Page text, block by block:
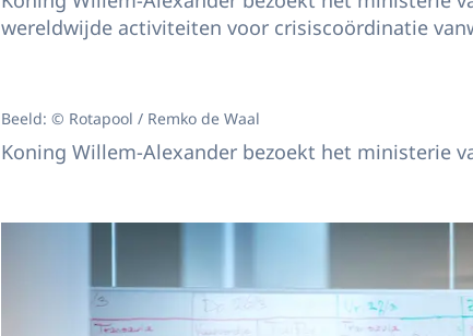
wereldwijde activiteiten voor crisiscoördinatie
Beeld: © Rotapool / Remko de Waal
Koning Willem-Alexander bezoekt het ministerie